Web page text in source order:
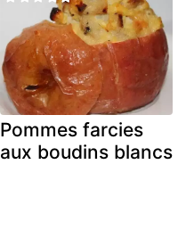
Pommes farcies
aux boudins blancs